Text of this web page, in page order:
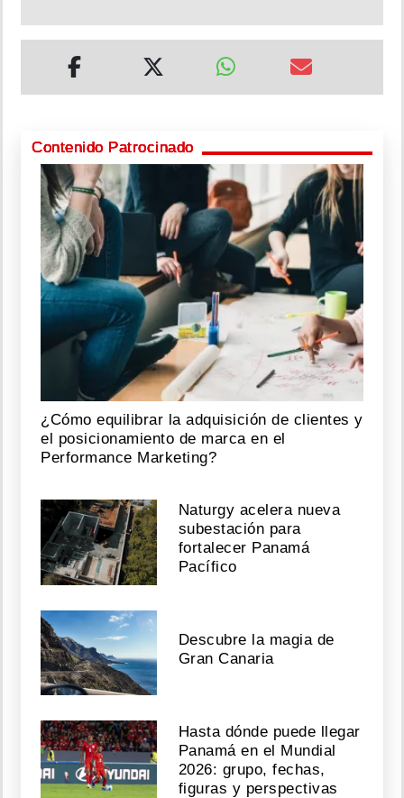
Contenido Patrocinado
¿Cómo equilibrar la adquisición de clientes y
el posicionamiento de marca en el
Performance Marketing?
Naturgy acelera nueva
subestación para
fortalecer Panamá
Pacífico
Descubre la magia de
Gran Canaria
Hasta dónde puede llegar
Panamá en el Mundial
2026: grupo, fechas,
figuras y perspectivas